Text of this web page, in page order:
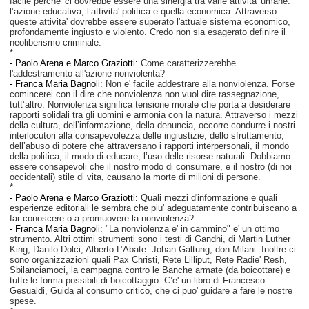
l’azione educativa, l’attivita' politica e quella economica. Attraverso
queste attivita' dovrebbe essere superato l'attuale sistema economico,
profondamente ingiusto e violento. Credo non sia esagerato definire il
neoliberismo criminale.
*
- Paolo Arena e Marco Graziotti: Come caratterizzerebbe
l'addestramento all'azione nonviolenta?
- Franca Maria Bagnoli: Non e' facile addestrare alla nonviolenza. Forse
comincerei con il dire che nonviolenza non vuol dire rassegnazione,
tutt’altro. Nonviolenza significa tensione morale che porta a desiderare
rapporti solidali tra gli uomini e armonia con la natura. Attraverso i mezzi
della cultura, dell’informazione, della denuncia, occorre condurre i nostri
interlocutori alla consapevolezza delle ingiustizie, dello sfruttamento,
dell’abuso di potere che attraversano i rapporti interpersonali, il mondo
della politica, il modo di educare, l’uso delle risorse naturali. Dobbiamo
essere consapevoli che il nostro modo di consumare, e il nostro (di noi
occidentali) stile di vita, causano la morte di milioni di persone.
*
- Paolo Arena e Marco Graziotti: Quali mezzi d'informazione e quali
esperienze editoriali le sembra che piu' adeguatamente contribuiscano a
far conoscere o a promuovere la nonviolenza?
- Franca Maria Bagnoli: "La nonviolenza e' in cammino" e' un ottimo
strumento. Altri ottimi strumenti sono i testi di Gandhi, di Martin Luther
King, Danilo Dolci, Alberto L’Abate. Johan Galtung, don Milani. Inoltre ci
sono organizzazioni quali Pax Christi, Rete Lilliput, Rete Radie' Resh,
Sbilanciamoci, la campagna contro le Banche armate (da boicottare) e
tutte le forma possibili di boicottaggio. C’e' un libro di Francesco
Gesualdi, Guida al consumo critico, che ci puo' guidare a fare le nostre
spese.